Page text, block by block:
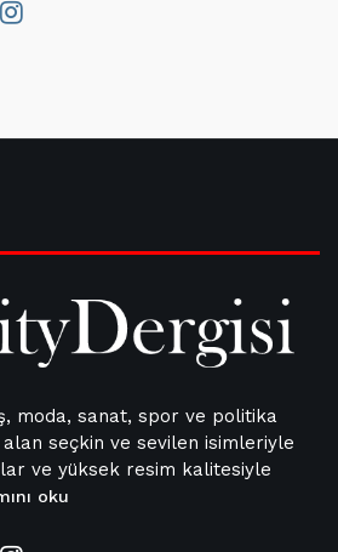
moda, sanat, spor ve politika
alan seçkin ve sevilen isimleriyle
ve yüksek resim kalitesiyle
oku